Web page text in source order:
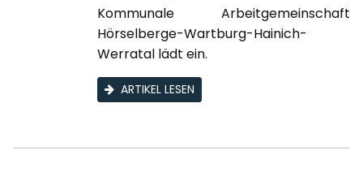
Kommunale Arbeitgemeinschaft
Hörselberge-Wartburg-Hainich-
Werratal lädt ein.
ARTIKEL LESEN